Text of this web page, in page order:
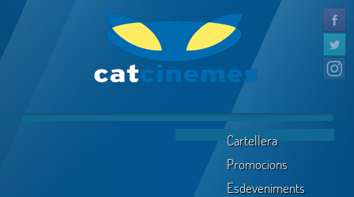
Cartellera
Promocions
Esdeveniments